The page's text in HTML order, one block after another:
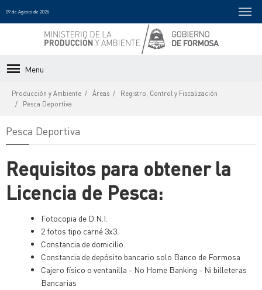
09 de Agosto de 2026
Menu
Producción y Ambiente Áreas
Registro, Control y Fiscalización
Pesca Deportiva
Pesca Deportiva
Requisitos para obtener la
Licencia de Pesca:
Fotocopia de D.N.I.
2 fotos tipo carné 3x3.
Constancia de domicilio.
Constancia de depósito bancario solo Banco de Formosa
Cajero físico o ventanilla - No Home Banking - Ni billeteras
Bancarias